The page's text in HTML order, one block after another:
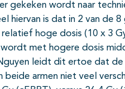
gekeken wordt naar
hiervan is dat in 2 van de
hoge dosis (10 x 3
met hogere dosis
leidt dit ertoe dat de
beide armen niet veel